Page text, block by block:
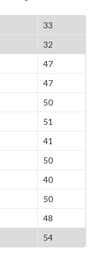
33
32
47
47
50
51
41
50
40
50
48
54